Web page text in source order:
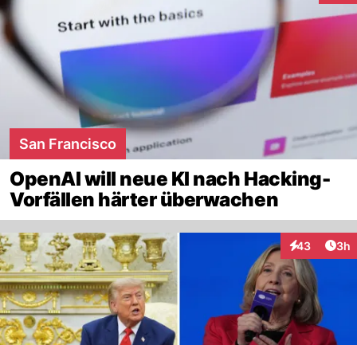
San Francisco
OpenAI will neue KI nach Hacking-
Vorfällen härter überwachen
43
Interaktionen
3h